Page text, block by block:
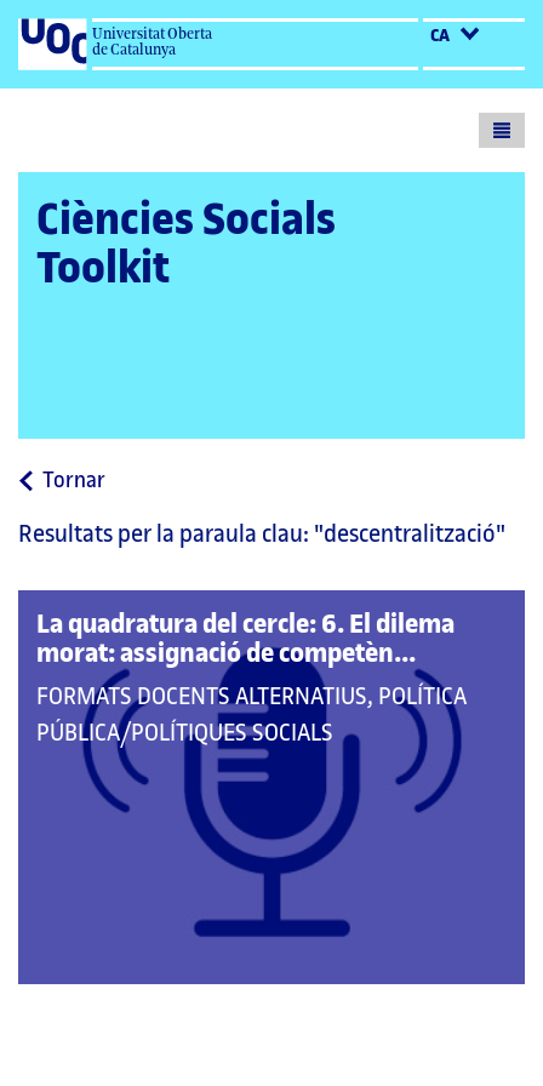
Universitat Oberta
de Catalunya
CA
Ciències Socials
Toolkit
Tornara
pàgina
Resultats per la paraula clau: "descentralització"
La quadratura del cercle: 6. El dilema
morat: assignació de competèn...
QUE
PERTANY
FORMATS DOCENTS ALTERNATIUS, POLÍTICA
PÚBLICA/POLÍTIQUES SOCIALS